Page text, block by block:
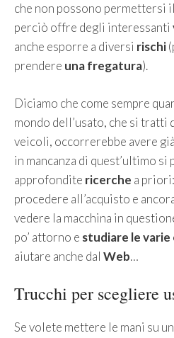
che non possono permettersi
perciò offre degli interessanti
anche esporre a diversi rischi
prendere una fregatura).
Diciamo che come sempre
mondo dell’usato, che si tratti
veicoli, occorrerebbe avere
in mancanza di quest’ultimo
approfondite ricerche a
procedere all’acquisto e
vedere la macchina in
po’ attorno e studiare le
aiutare anche dal Web…
Trucchi per scegliere
Se volete mettere le mani su